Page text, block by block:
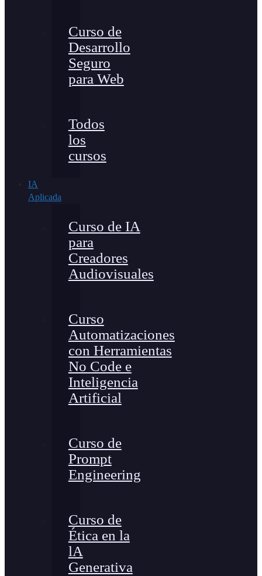
Curso de
Desarrollo
Seguro
para Web
Todos
los
cursos
IA
Aplicada
Curso de IA
para
Creadores
Audiovisuales
Curso
Automatizaciones
con Herramientas
No Code e
Inteligencia
Artificial
Curso de
Prompt
Engineering
Curso de
Ética en la
lA
Generativa